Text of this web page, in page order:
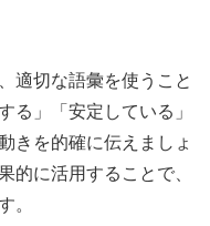
適切な語彙を使うこと
る」「安定している」
きを的確に伝えましょ
的に活用することで、
。